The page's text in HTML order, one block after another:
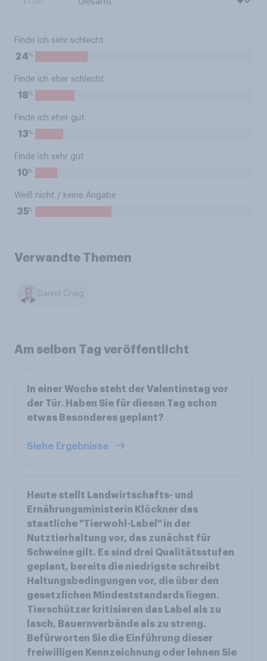
Finde ich sehr schlecht
24%
Finde ich eher schlecht
18%
Finde ich eher gut
13%
Finde ich sehr gut
10%
Weiß nicht / keine Angabe
35%
Verwandte Themen
Daniel Craig
Am selben Tag veröffentlicht
In einer Woche steht der Valentinstag vor
der Tür. Haben Sie für diesen Tag schon
etwas Besonderes geplant?
Siehe Ergebnisse
Heute stellt Landwirtschafts- und
Ernährungsministerin Klöckner das
staatliche "Tierwohl-Label" in der
Nutztierhaltung vor, das zunächst für
Schweine gilt. Es sind drei Qualitätsstufen
geplant, bereits die niedrigste schreibt
Haltungsbedingungen vor, die über den
gesetzlichen Mindeststandards liegen.
Tierschützer kritisieren das Label als zu
lasch, Bauernverbände als zu streng.
Befürworten Sie die Einführung dieser
freiwilligen Kennzeichnung oder lehnen Sie